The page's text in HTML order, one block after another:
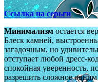
Ссылка на серьги
Минимализмостается
Блеск камней,
загадочным, но
отступает любой дресс-
спокойная уверенность,
разрешить сложное